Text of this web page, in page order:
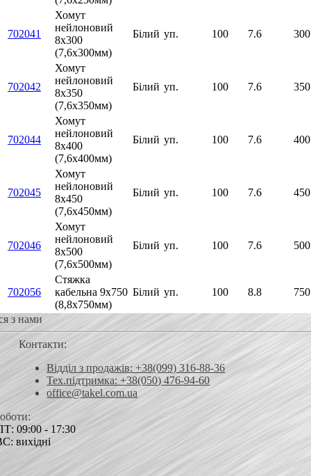
702041
Хомут
нейлоновий
8х300
(7,6х300мм)
Білий уп. 100 7.6 300
702042
Хомут
нейлоновий
8х350
(7,6х350мм)
Білий уп. 100 7.6 350
702044
Хомут
нейлоновий
8х400
(7,6х400мм)
Білий уп. 100 7.6 400
702045
Хомут
нейлоновий
8х450
(7,6х450мм)
Білий уп. 100 7.6 450
702046
Хомут
нейлоновий
8х500
(7,6х500мм)
Білий уп. 100 7.6 500
702056
Стяжка
кабельна 9х750
(8,8х750мм)
Білий уп. 100 8.8 750
з нами
Контакти:
Відділ з продажів: +38(099) 316-88-36
Тех.підтримка: +38(050) 476-94-60
office@takel.com.ua
09:00 - 17:30
вихідні